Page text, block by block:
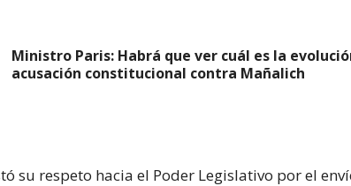
Ministro Paris: Habrá que ver cuál es la
acusación constitucional contra Mañalich
su respeto hacia el Poder Legislativo por el